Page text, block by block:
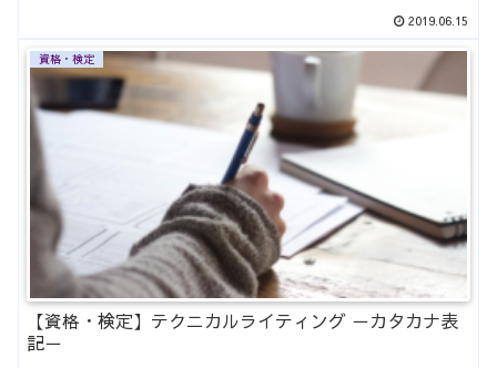
2019.06.15
資格・検定
【資格・検定】テクニカルライティング －カタカナ表
記－